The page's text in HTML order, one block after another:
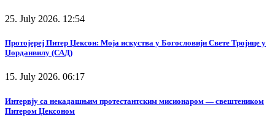
25. July 2026. 12:54
Протојереј Питер Џексон: Моја искуства у Богословији Свете Тројице у
Џорданвилу (САД)
15. July 2026. 06:17
Интервју са некадашњим протестантским мисионаром — свештеником
Питером Џексоном